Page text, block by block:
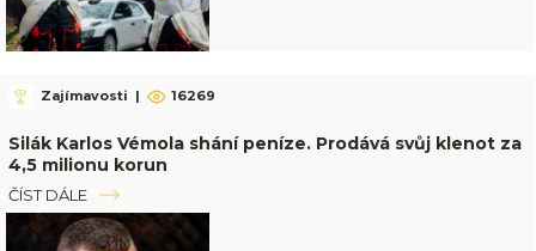
Zajímavosti | 16269
Silák Karlos Vémola shání peníze. Prodává svůj klenot za
4,5 milionu korun
ČÍST DÁLE